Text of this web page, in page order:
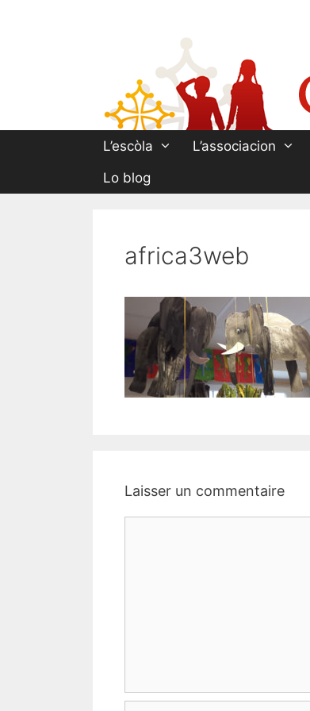
L’escòla L’associacion
Lo blog
africa3web
Laisser un commentaire